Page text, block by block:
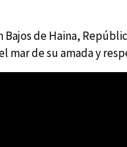
Bajos de Haina,
mar de su amada y